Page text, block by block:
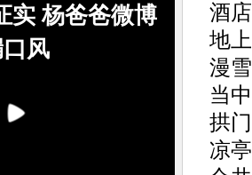
实 杨爸爸微博
风
酒
地
漫
当
拱
凉